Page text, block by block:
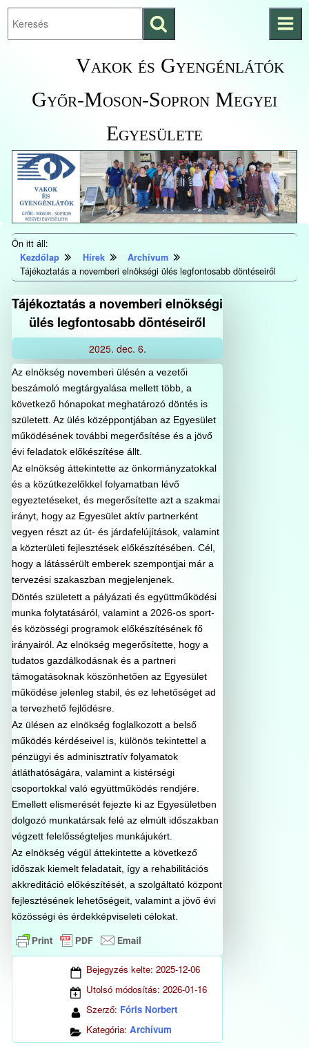
Ugrás a fő
KezdőlapraVakok és Gyengénlátók
Győr-Moson-Sopron Megyei
Egyesülete
Keresés
indítása
Ön itt áll:
Kezdőlap
Hírek
Archívum
Tájékoztatás a novemberi elnökségi ülés legfontosabb döntéseiről
Tájékoztatás a novemberi elnökségi
ülés legfontosabb döntéseiről
2025. dec. 6.
Az elnökség novemberi ülésén a vezetői
beszámoló megtárgyalása mellett több, a
következő hónapokat meghatározó döntés is
született. Az ülés középpontjában az Egyesület
működésének további megerősítése és a jövő
évi feladatok előkészítése állt.
Az elnökség áttekintette az önkormányzatokkal
és a közútkezelőkkel folyamatban lévő
egyeztetéseket, és megerősítette azt a szakmai
irányt, hogy az Egyesület aktív partnerként
vegyen részt az út- és járdafelújítások, valamint
a közterületi fejlesztések előkészítésében. Cél,
hogy a látássérült emberek szempontjai már a
tervezési szakaszban megjelenjenek.
Döntés született a pályázati és együttműködési
munka folytatásáról, valamint a 2026-os sport-
és közösségi programok előkészítésének fő
irányairól. Az elnökség megerősítette, hogy a
tudatos gazdálkodásnak és a partneri
támogatásoknak köszönhetően az Egyesület
működése jelenleg stabil, és ez lehetőséget ad
a tervezhető fejlődésre.
Az ülésen az elnökség foglalkozott a belső
működés kérdéseivel is, különös tekintettel a
pénzügyi és adminisztratív folyamatok
átláthatóságára, valamint a kistérségi
csoportokkal való együttműködés rendjére.
Emellett elismerését fejezte ki az Egyesületben
dolgozó munkatársak felé az elmúlt időszakban
végzett felelősségteljes munkájukért.
Az elnökség végül áttekintette a következő
időszak kiemelt feladatait, így a rehabilitációs
akkreditáció előkészítését, a szolgáltató központ
fejlesztésének lehetőségeit, valamint a jövő évi
közösségi és érdekképviseleti célokat.
Bejegyzés kelte: 2025-12-06
Utolsó módosítás: 2026-01-16
Szerző: Fóris Norbert
Kategória: Archívum